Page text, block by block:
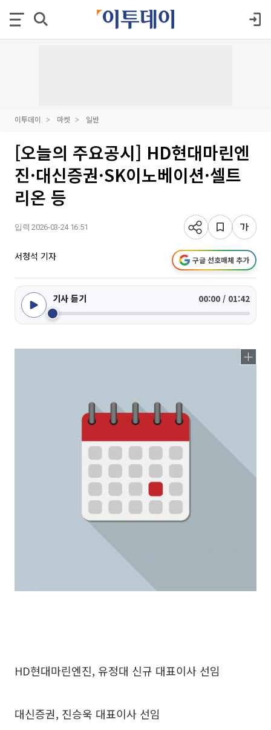
이투데이 마켓 일반
[오늘의 주요공시] HD현대마린엔
진·대신증권·SK이노베이션·셀트
리온 등
입력 2026-03-24 16:51
서청석 기자 구글 선호매체 추가
기사 듣기 00:00 / 01:42
HD현대마린엔진, 유정대 신규 대표이사 선임
대신증권, 진승욱 대표이사 선임